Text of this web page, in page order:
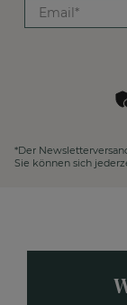
*Der
Sie können sich